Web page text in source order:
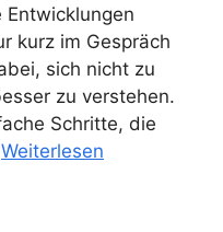
kurz im Gespräch
sich nicht zu
zu verstehen.
Schritte, die
Weiterlesen